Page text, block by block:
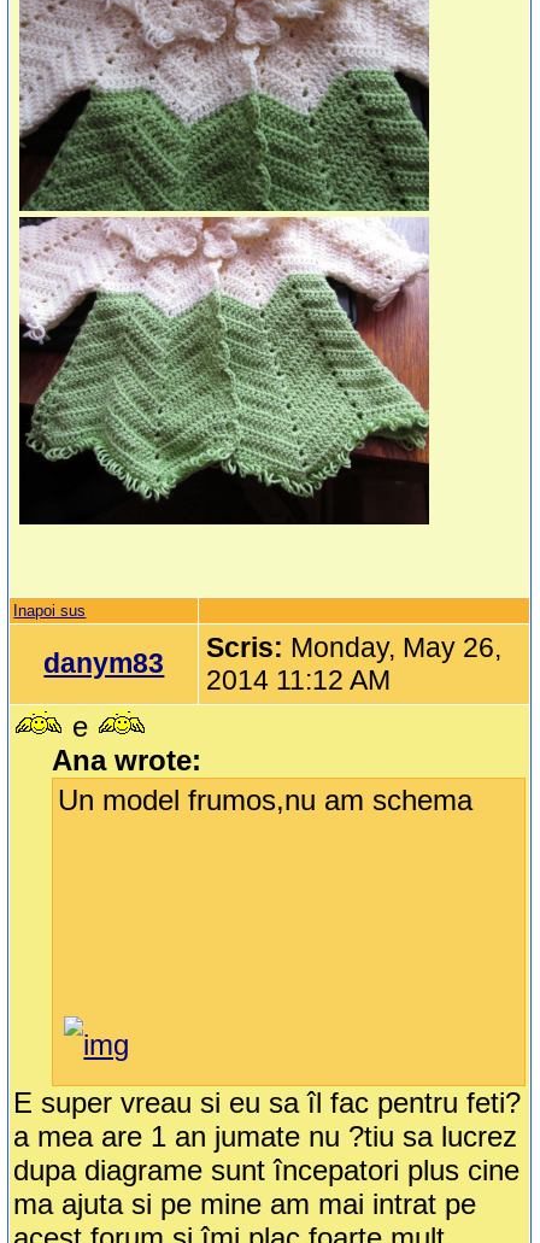
Inapoi sus
danym83 Scris: Monday, May 26,
2014 11:12 AM
e
Ana wrote:
Un model frumos,nu am schema
E super vreau si eu sa îl fac pentru feti?
a mea are 1 an jumate nu ?tiu sa lucrez
dupa diagrame sunt începatori plus cine
ma ajuta si pe mine am mai intrat pe